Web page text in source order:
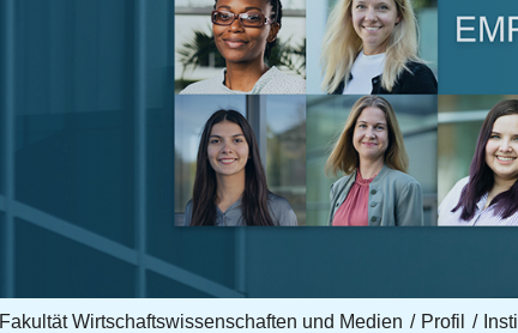
Fakultät Wirtschaftswissenschaften und Medien Profil